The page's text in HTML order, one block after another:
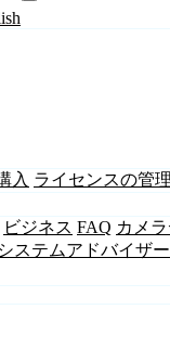
入 ライセンスの管理
ビジネス FAQ カメ
システムアドバイザー